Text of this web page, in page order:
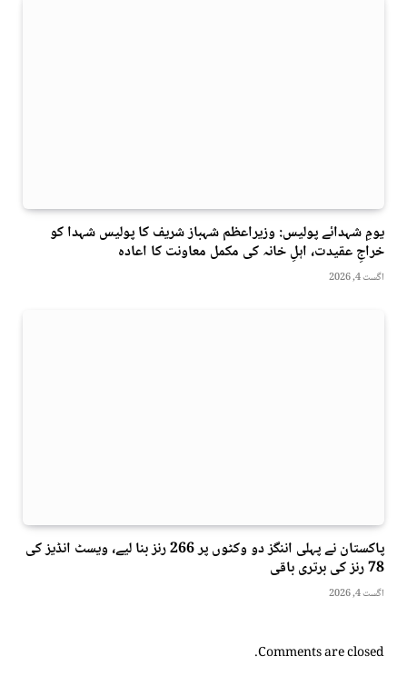
یومِ شہدائے پولیس: وزیراعظم شہباز شریف کا پولیس شہدا کو
خراجِ عقیدت، اہلِ خانہ کی مکمل معاونت کا اعادہ
اگست 4, 2026
پاکستان نے پہلی اننگز دو وکٹوں پر 266 رنز بنا لیے، ویسٹ انڈیز کی
78 رنز کی برتری باقی
اگست 4, 2026
Comments are closed.